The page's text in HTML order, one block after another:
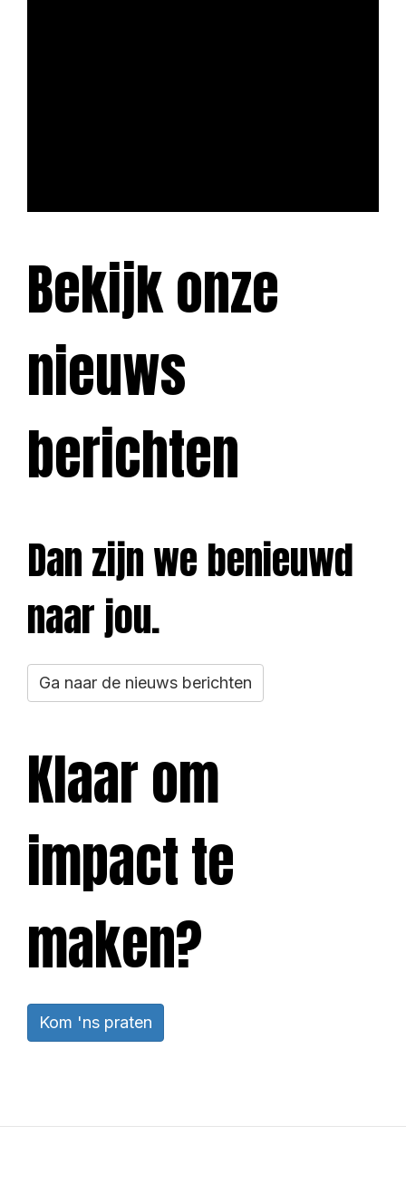
Bekijk onze
nieuws
berichten
Dan zijn we benieuwd
naar jou.
Ga naar de nieuws berichten
Klaar om
impact te
maken?
Kom 'ns praten